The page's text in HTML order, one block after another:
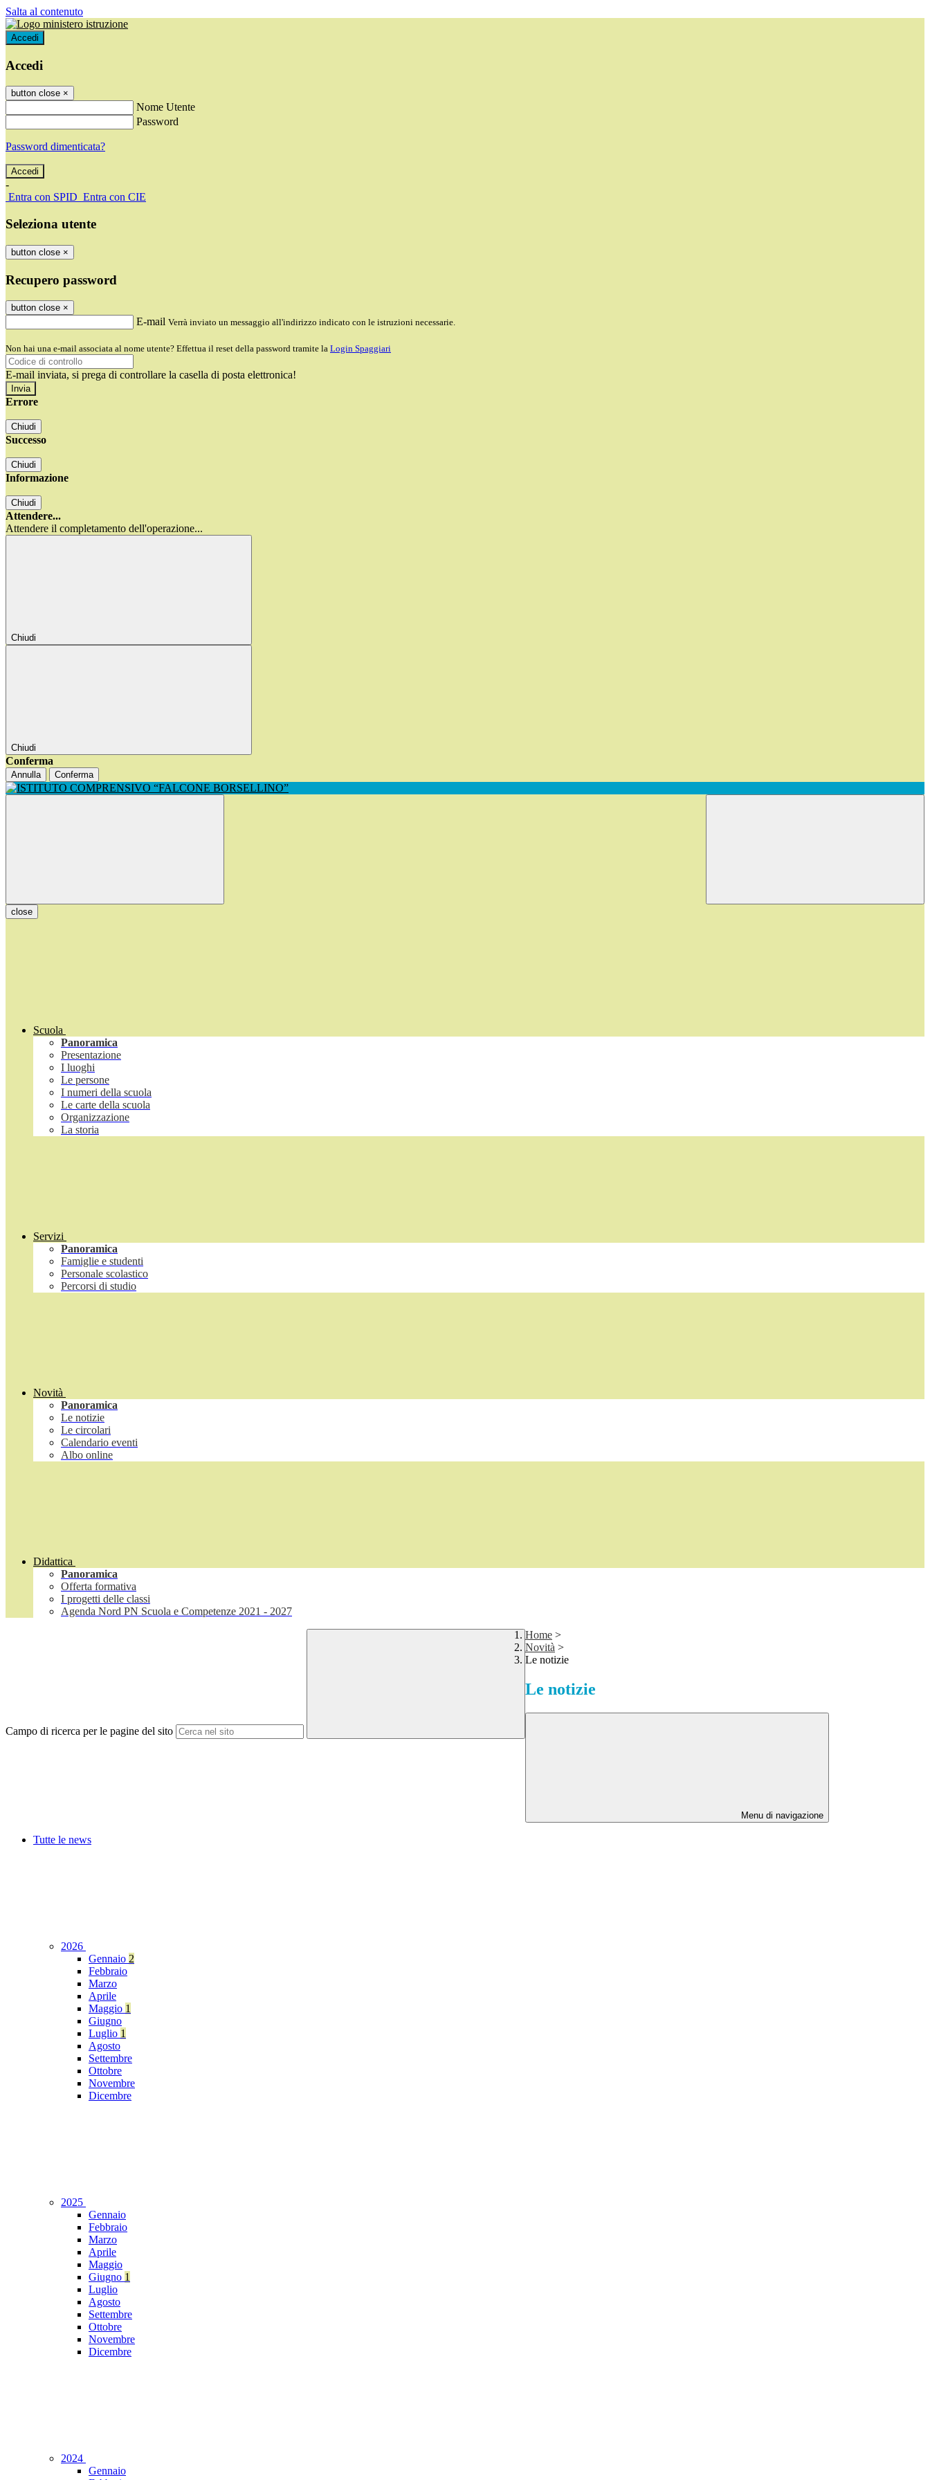
Salta al contenuto
Accedi
Accedi
button close ×
Nome Utente
Password
Password dimenticata?
-
Entra con SPID Entra con CIE
Seleziona utente
button close ×
Recupero password
button close ×
E-mail Verrà inviato un messaggio all'indirizzo indicato con le istruzioni necessarie.
Non hai una e-mail associata al nome utente? Effettua il reset della password tramite la Login Spaggiari
E-mail inviata, si prega di controllare la casella di posta elettronica!
Errore
Chiudi
Successo
Chiudi
Informazione
Chiudi
Attendere...
Attendere il completamento dell'operazione...
Chiudi
Chiudi
Conferma
Annulla Conferma
close
Scuola
Panoramica
Presentazione
I luoghi
Le persone
I numeri della scuola
Le carte della scuola
Organizzazione
La storia
Servizi
Panoramica
Famiglie e studenti
Personale scolastico
Percorsi di studio
Novità
Panoramica
Le notizie
Le circolari
Calendario eventi
Albo online
Didattica
Panoramica
Offerta formativa
I progetti delle classi
Agenda Nord PN Scuola e Competenze 2021 - 2027
Campo di ricerca per le pagine del sito
Home >
Novità >
Le notizie
Le notizie
Menu di navigazione
Tutte le news
2026
Gennaio 2
Febbraio
Marzo
Aprile
Maggio 1
Giugno
Luglio 1
Agosto
Settembre
Ottobre
Novembre
Dicembre
2025
Gennaio
Febbraio
Marzo
Aprile
Maggio
Giugno 1
Luglio
Agosto
Settembre
Ottobre
Novembre
Dicembre
2024
Gennaio